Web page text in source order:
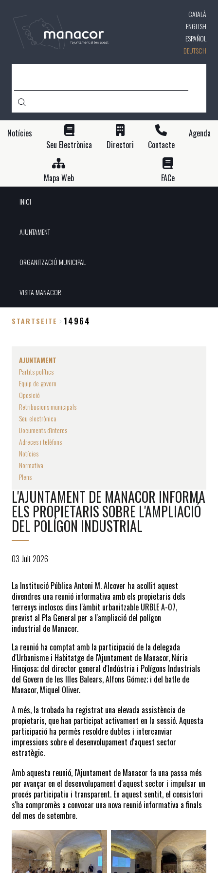
CATALÀ
ENGLISH
ESPAÑOL
DEUTSCH
Notícies
Seu Electrònica
Directori Contacte
Agenda
Mapa Web FACe
INICI
AJUNTAMENT
ORGANITZACIÓ MUNICIPAL
VISITA MANACOR
STARTSEITE 14964
AJUNTAMENT
Partits polítics
Equip de govern
Oposició
Retribucions municipals
Seu electrònica
Documents d'interès
Adreces i telèfons
Notícies
Normativa
Plens
L'AJUNTAMENT DE MANACOR INFORMA
ELS PROPIETARIS SOBRE L'AMPLIACIÓ
DEL POLÍGON INDUSTRIAL
03-Juli-2026
La Institució Pública Antoni M. Alcover ha acollit aquest
divendres una reunió informativa amb els propietaris dels
terrenys inclosos dins l'àmbit urbanitzable URBLE A-07,
previst al Pla General per a l'ampliació del polígon
industrial de Manacor.
La reunió ha comptat amb la participació de la delegada
d'Urbanisme i Habitatge de l'Ajuntament de Manacor, Núria
Hinojosa; del director general d'Indústria i Polígons Industrials
del Govern de les Illes Balears, Alfons Gómez; i del batle de
Manacor, Miquel Oliver.
A més, la trobada ha registrat una elevada assistència de
propietaris, que han participat activament en la sessió. Aquesta
participació ha permès resoldre dubtes i intercanviar
impressions sobre el desenvolupament d'aquest sector
estratègic.
Amb aquesta reunió, l'Ajuntament de Manacor fa una passa més
per avançar en el desenvolupament d'aquest sector i impulsar un
procés participatiu i transparent. En aquest sentit, el consistori
s'ha compromès a convocar una nova reunió informativa a finals
del mes de setembre.